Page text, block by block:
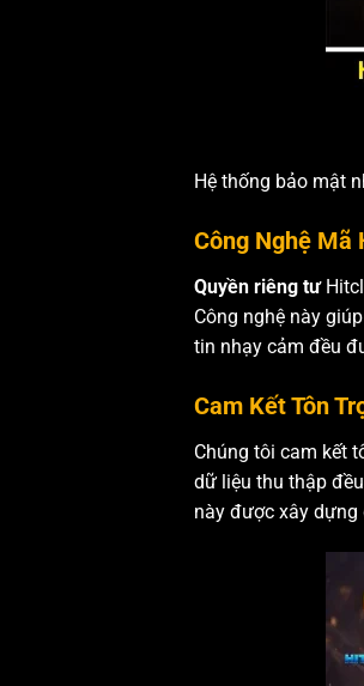
Hệ thống bảo mật
Công Nghệ Mã
Quyền riêng tư
Công nghệ này
tin nhạy cảm đều
Cam Kết Tôn
Chúng tôi cam kết
dữ liệu thu thập
này được xây dựng